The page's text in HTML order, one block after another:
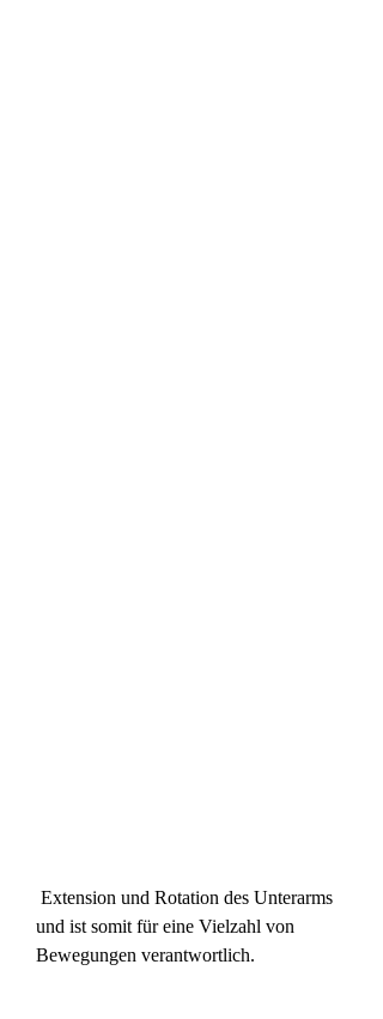
und ist somit für eine Vielzahl von
Bewegungen verantwortlich.